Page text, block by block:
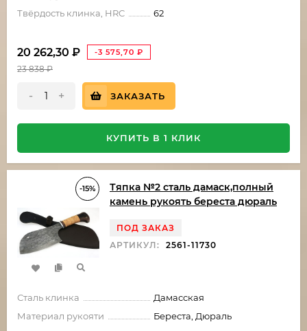
Твёрдость клинка, HRC
62
20 262,30 ₽ -3 575,70 ₽
23 838₽
- + ЗАКАЗАТЬ
КУПИТЬ В 1 КЛИК
-15%
Тяпка №2 сталь дамаск,полный
камень рукоять береста дюраль
ПОД ЗАКАЗ
АРТИКУЛ:
2561-11730
Сталь клинка
Дамасская
Материал рукояти
Береста, Дюраль